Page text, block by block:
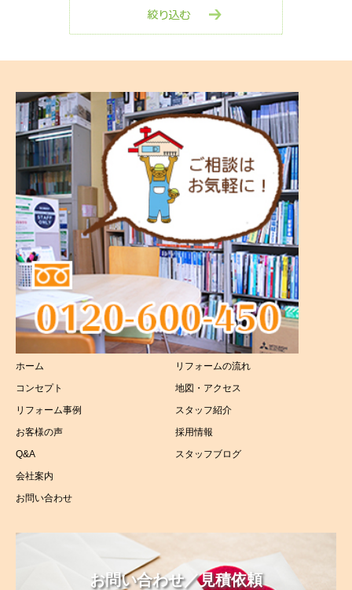
室内リフォーム
玄関リフォーム
防水工事
外壁塗装工事
屋根リフォーム
キッチンリフォーム
浴室リフォーム
トイレリフォーム
洗面所リフォーム
太陽光リフォーム
保土ヶ谷区
戸塚区
港南区
磯子区
その他
ホーム
コンセプト
リフォーム事例
お客様の声
Q&A
会社案内
お問い合わせ
リフォームの流れ
地図・アクセス
スタッフ紹介
採用情報
スタッフブログ
お問い合わせ／見積依頼